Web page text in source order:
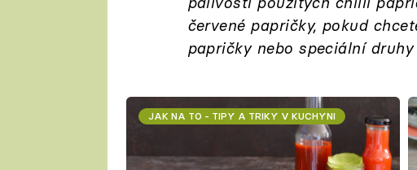
červené papričky, pokud
papričky nebo speciální
JAK NA TO - TIPY A TRIKY V KUCHYNI